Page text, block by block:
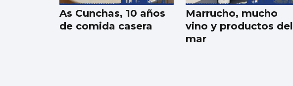
As Cunchas, 10 años
de comida casera
Marrucho, mucho
vino y productos del
mar